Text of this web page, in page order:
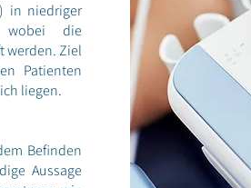
in niedriger
wobei die
werden. Ziel
Patienten
liegen.
Befinden
Aussage